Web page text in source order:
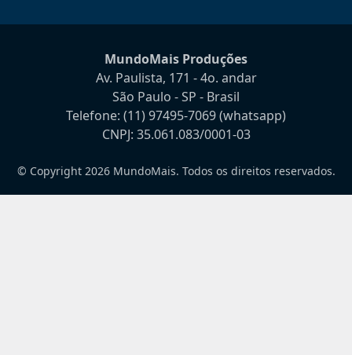
MundoMais Produções
Av. Paulista, 171 - 4o. andar
São Paulo - SP - Brasil
Telefone: (11) 97495-7069(whatsapp)
CNPJ: 35.061.083/0001-03
© Copyright 2026 MundoMais. Todos os direitos reservados.